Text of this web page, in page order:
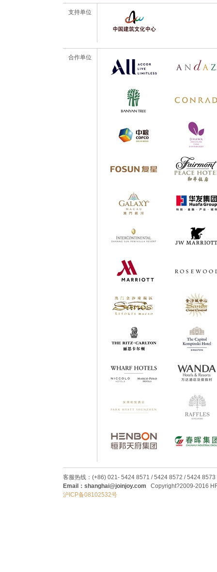
支持单位
合作单位
客服热线：(+86) 021- 5424 8571 / 5424 8572 / 5424 8573
Email：shanghai@joinjoy.com Copyright?2009-2016
沪ICP备08102532号